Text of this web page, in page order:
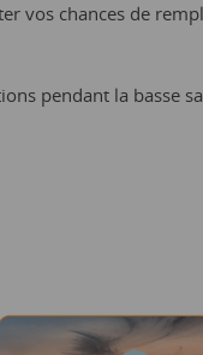
vos chances de
pendant la basse